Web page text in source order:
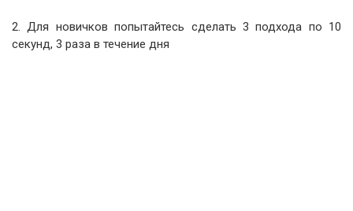
2. Для новичков попытайтесь сделать 3 подхода по 10
секунд, 3 раза в течение дня